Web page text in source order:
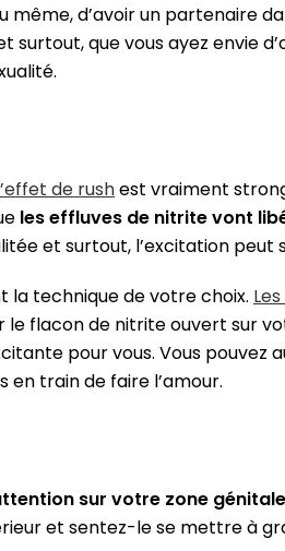
d’avoir un partenaire
surtout, que vous ayez envie
de rushest vraiment
les effluves de nitrite vont
et surtout, l’excitation
la technique de votre choix.
le flacon de nitrite ouvert sur
pour vous. Vous pouvez
en train de faire l’amour.
sur votre zone génitale
et sentez-le se mettre à